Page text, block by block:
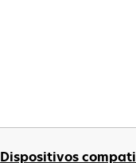
Dispositivos